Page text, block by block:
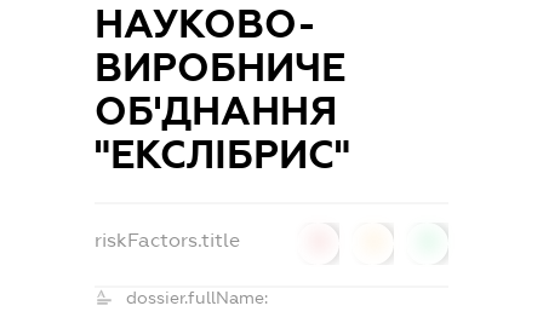
НАУКОВО-
ВИРОБНИЧЕ
ОБ'ДНАННЯ
"ЕКСЛІБРИС"
riskFactors.title
dossier.fullName: